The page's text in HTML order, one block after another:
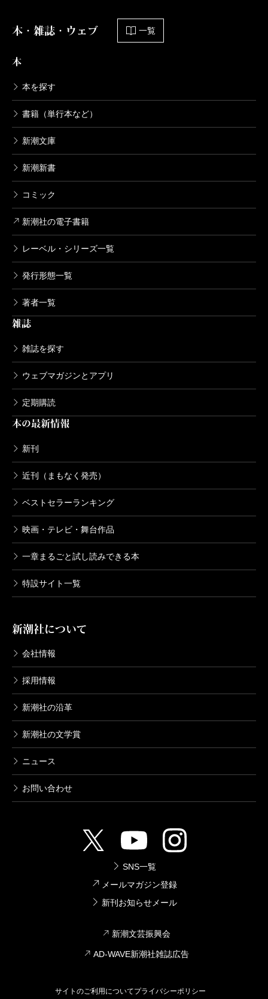
本・雑誌・ウェブ 一覧
本
本を探す
書籍（単行本など）
新潮文庫
新潮新書
コミック
新潮社の電子書籍
レーベル・シリーズ一覧
発行形態一覧
著者一覧
雑誌
雑誌を探す
ウェブマガジンとアプリ
定期購読
本の最新情報
新刊
近刊（まもなく発売）
ベストセラーランキング
映画・テレビ・舞台作品
一章まるごと試し読みできる本
特設サイト一覧
新潮社について
会社情報
採用情報
新潮社の沿革
新潮社の文学賞
ニュース
お問い合わせ
SNS一覧
メールマガジン登録
新刊お知らせメール
新潮文芸振興会
AD-WAVE新潮社雑誌広告
サイトのご利用についてプライバシーポリシー